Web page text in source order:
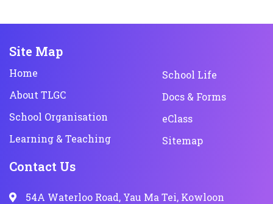
Site Map
Home
About TLGC
School Organisation
Learning & Teaching
School Life
Docs & Forms
eClass
Sitemap
Contact Us
54A Waterloo Road, Yau Ma Tei, Kowloon